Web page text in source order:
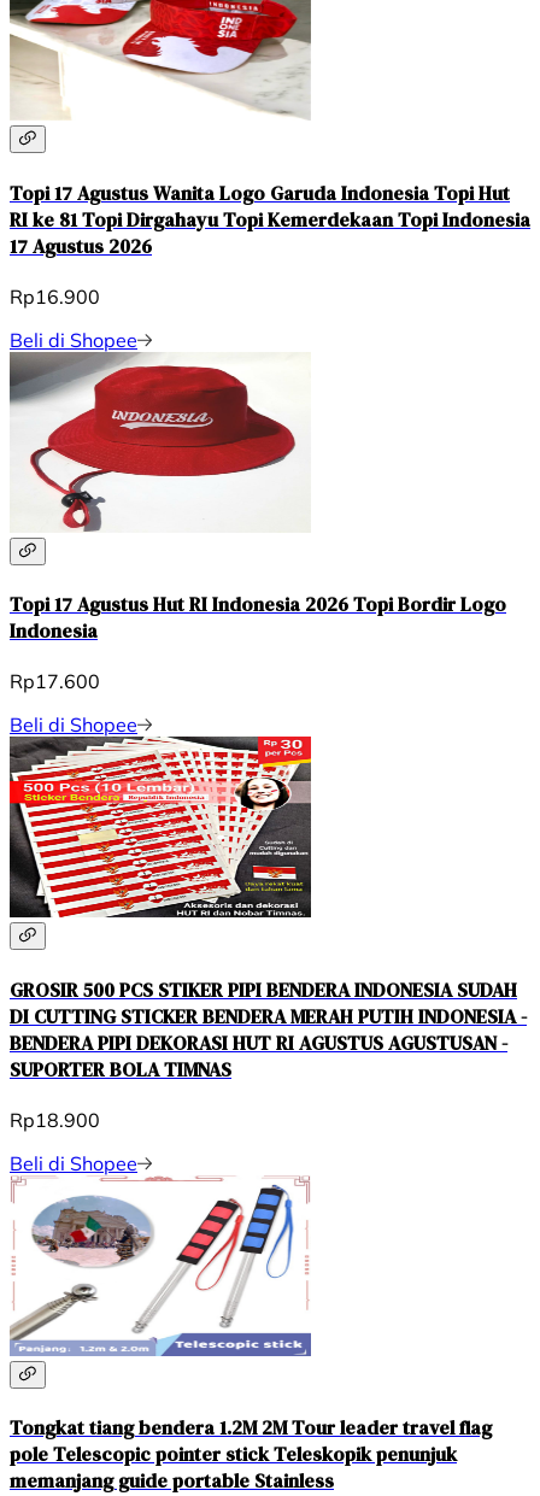
Topi 17 Agustus Wanita Logo Garuda Indonesia Topi Hut
RI ke 81 Topi Dirgahayu Topi Kemerdekaan Topi Indonesia
17 Agustus 2026
Rp16.900
Beli di Shopee
Topi 17 Agustus Hut RI Indonesia 2026 Topi Bordir Logo
Indonesia
Rp17.600
Beli di Shopee
GROSIR 500 PCS STIKER PIPI BENDERA INDONESIA SUDAH
DI CUTTING STICKER BENDERA MERAH PUTIH INDONESIA -
BENDERA PIPI DEKORASI HUT RI AGUSTUS AGUSTUSAN -
SUPORTER BOLA TIMNAS
Rp18.900
Beli di Shopee
Tongkat tiang bendera 1.2M 2M Tour leader travel flag
pole Telescopic pointer stick Teleskopik penunjuk
memanjang guide portable Stainless